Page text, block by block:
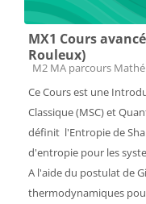
MX1 Cours
Rouleux)
Catégorie de cours
M2 MA parcours
Ce Cours est une
Classique (MSC) et
définit l'Entropie de
d'entropie pour les
A l'aide du postulat de
thermodynamiques